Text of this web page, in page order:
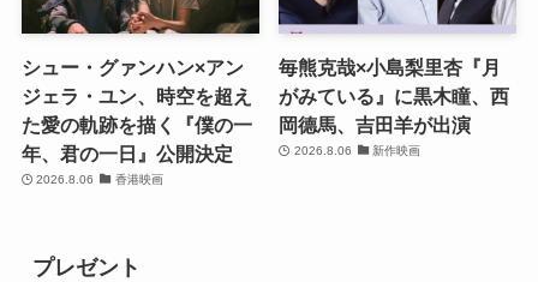
シュー・グァンハン×アン
ジェラ・ユン、時空を超え
た愛の軌跡を描く『僕の一
年、君の一日』公開決定
2026.8.06 香港映画
毎熊克哉×小島梨里杏『月
がみている』に黒木瞳、西
岡德馬、吉田羊が出演
2026.8.06 新作映画
プレゼント